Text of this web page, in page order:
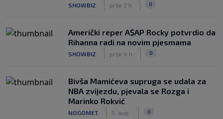
SHOWBIZ prije 2 h 0
Američki reper A$AP Rocky potvrdio da
Rihanna radi na novim pjesmama
SHOWBIZ prije 4 h 0
Bivša Mamićeva supruga se udala za
NBA zvijezdu, pjevala se Rozga i
Marinko Rokvić
NOGOMET 5. aug. 0